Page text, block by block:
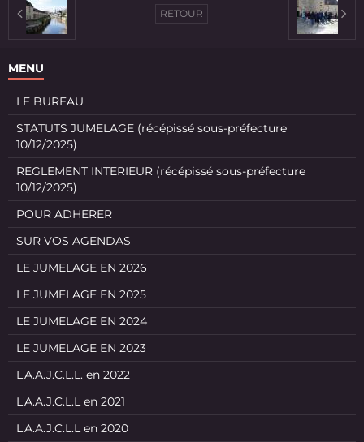
RETOUR
MENU
LE BUREAU
STATUTS JUMELAGE (récépissé sous-préfecture
10/12/2025)
REGLEMENT INTERIEUR (récépissé sous-préfecture
10/12/2025)
POUR ADHERER
SUR VOS AGENDAS
LE JUMELAGE EN 2026
LE JUMELAGE EN 2025
LE JUMELAGE EN 2024
LE JUMELAGE EN 2023
L'A.A.J.C.L.L. en 2022
L'A.A.J.C.L.L en 2021
L'A.A.J.C.L.L en 2020